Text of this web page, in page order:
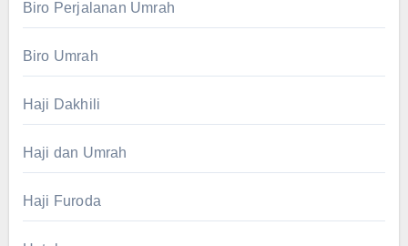
Biro Perjalanan Umrah
Biro Umrah
Haji Dakhili
Haji dan Umrah
Haji Furoda